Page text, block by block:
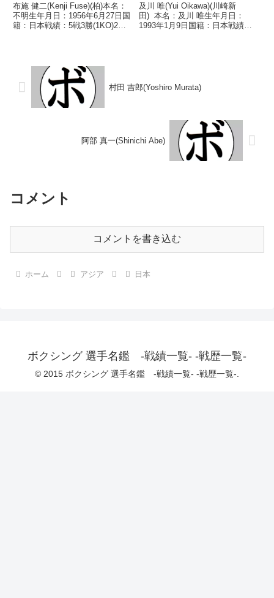
布施 健二(Kenji Fuse)(柏)本名：
不明生年月日：1956年6月27日国
籍：日本戦績：5戦3勝(1KO)2敗
○2RK...
及川 唯(Yui Oikawa)(川崎新
田) 本名：及川 唯生年月日：
1993年1月9日国籍：日本戦績：
村田 吉郎(Yoshiro Murata)
阿部 真一(Shinichi Abe)
コメント
コメントを書き込む
ホーム アジア 日本
ボクシング 選手名鑑 -戦績一覧- -戦歴一覧-
© 2015 ボクシング 選手名鑑 -戦績一覧- -戦歴一覧-.